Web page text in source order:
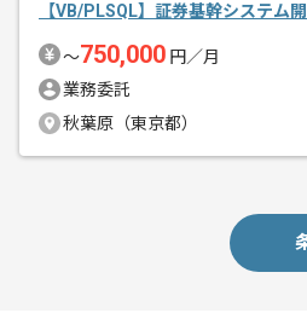
【VB/PLSQL】証券基幹システム
〜750,000 円／月
業務委託
秋葉原（東京都）